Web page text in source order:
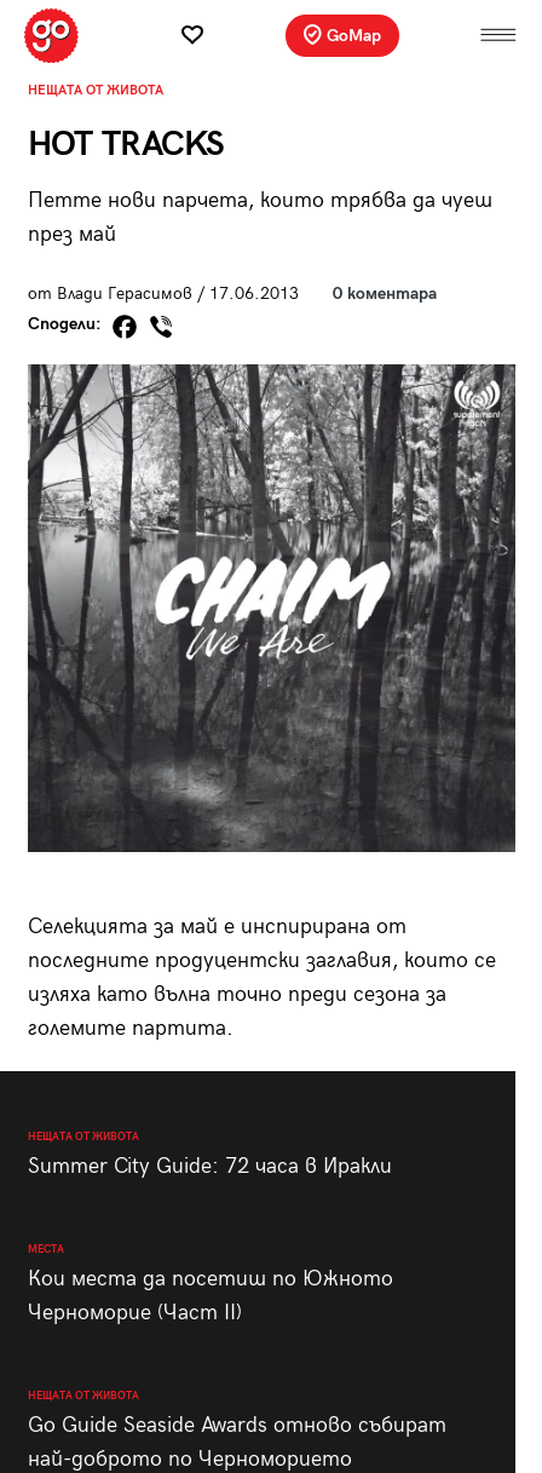
GoMap
НЕЩАТА ОТ ЖИВОТА
HOT TRACKS
Петте нови парчета, които трябва да чуеш
през май
от Влади Герасимов / 17.06.2013
0 коментара
Сподели:
Селекцията за май е инспирирана от
последните продуцентски заглавия, които се
изляха като вълна точно преди сезона за
големите партита.
НЕЩАТА ОТ ЖИВОТА
Summer City Guide: 72 часа в Иракли
МЕСТА
Кои места да посетиш по Южното
Черноморие (Част II)
НЕЩАТА ОТ ЖИВОТА
Go Guide Seaside Awards отново събират
най-доброто по Черноморието